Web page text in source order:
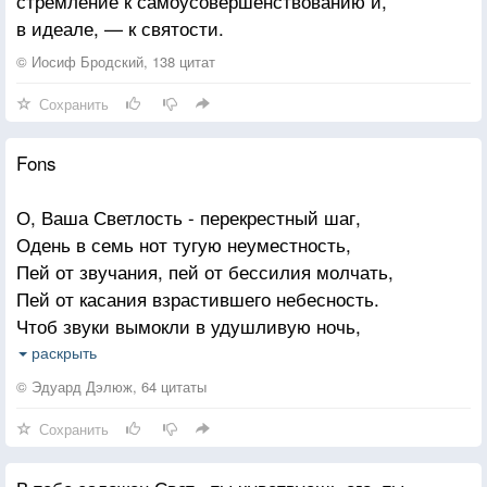
неплохая идея. Меч Аллаха, кровь неверных,
Божественное воздаяние, миллионы мертвых
ответили на вопрос «Веришь ли ты в Бога?» «Нет.»
Бах! Труп. «Веришь ли ты в Бога?» «Да » «Веришь
ли ты в моего Бога?» «Нет.» Бах! Труп. «У моего
в идеале, — к святости.
© Иосиф Бродский, 138 цитат
Сохранить
Fons
О, Ваша Светлость - перекрестный шаг,
Одень в семь нот тугую неуместность,
Пей от звучания, пей от бессилия молчать,
Пей от касания взрастившего небесность.
Чтоб звуки вымокли в удушливую ночь,
В той флейте предсказания разменов,
Где белый бог, переписавший тело,
Сжигает девы жаркие пределы.
Шаблоны чтения - назначенный песок,
раскрыть
© Эдуард Дэлюж, 64 цитаты
Сохранить